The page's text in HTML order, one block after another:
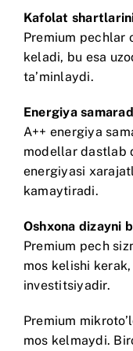
Kafolat
Premium pechlar
keladi, bu esa
ta’minlaydi.
Energiya
A++ energiya
modellar dastlab
energiyasi
kamaytiradi.
Oshxona dizayni
Premium pech
mos kelishi
investitsiyadir.
Premium
mos kelmaydi.